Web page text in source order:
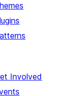
Involved